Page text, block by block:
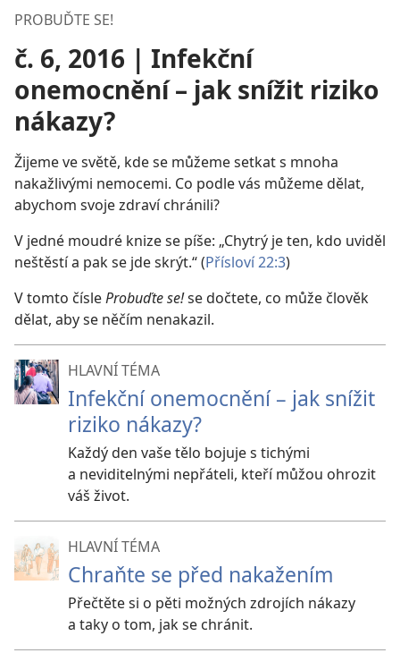
PROBUĎTE SE!
č. 6, 2016 | Infekční
onemocnění – jak snížit riziko
nákazy?
Žijeme ve světě, kde se můžeme setkat s mnoha
nakažlivými nemocemi. Co podle vás můžeme dělat,
abychom svoje zdraví chránili?
V jedné moudré knize se píše: „Chytrý je ten, kdo uviděl
neštěstí a pak se jde skrýt.“ (Přísloví 22:3)
V tomto čísleProbuďte se!se dočtete, co může člověk
dělat, aby se něčím nenakazil.
HLAVNÍ TÉMA
Infekční onemocnění – jak snížit
riziko nákazy?
Každý den vaše tělo bojuje s tichými
a neviditelnými nepřáteli, kteří můžou ohrozit
váš život.
HLAVNÍ TÉMA
Chraňte se před nakažením
Přečtěte si o pěti možných zdrojích nákazy
a taky o tom, jak se chránit.